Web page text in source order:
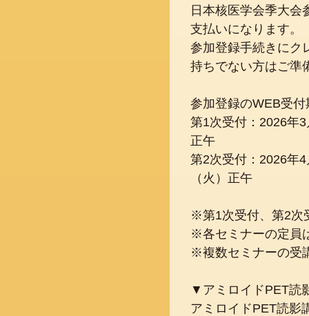
日本核医学会季大会
支払いになります。
参加登録手続きにク
持ちでない方はご準
参加登録のWEB受
第1次受付：2026年
正午
第2次受付：2026年
（火）正午
※第1次受付、第2次
※各セミナーの定員
※複数セミナーの受
▼アミロイドPET読
アミロイドPET読影